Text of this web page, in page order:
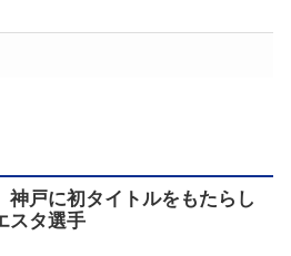
神戸に初タイトルをもたらし
スタ選手